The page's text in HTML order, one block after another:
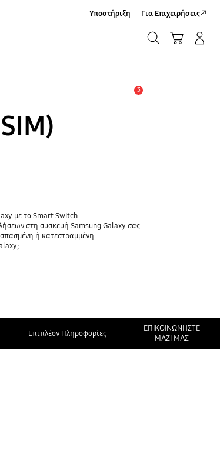
Υποστήριξη Για Επιχειρήσεις
3
με το Smart Switch
στη συσκευή Samsung Galaxy σας
ή κατεστραμμένη
Επιπλέον Πληροφορίες
ΕΠΙΚΟΙΝΩΝΗΣΤΕ
ΜΑΖΙ ΜΑΣ